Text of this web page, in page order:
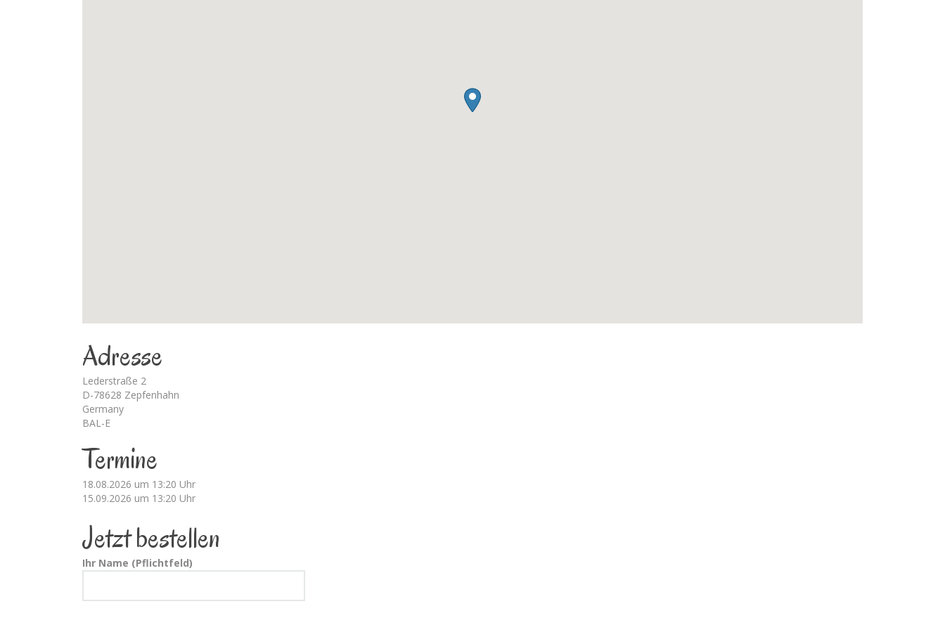
Adresse
Lederstraße 2
D-78628 Zepfenhahn
Germany
BAL-E
Termine
18.08.2026 um 13:20 Uhr
15.09.2026 um 13:20 Uhr
Jetzt bestellen
Ihr Name (Pflichtfeld)